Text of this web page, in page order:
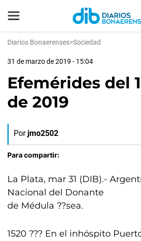
Diarios Bonaerenses>Sociedad
31 de marzo de 2019 - 15:04
Efemérides del
de 2019
Por jmo2502
Para compartir:
La Plata, mar 31 (DIB).-
Nacional del Donante
de Médula ??sea.
1520 ??? En el inhóspito